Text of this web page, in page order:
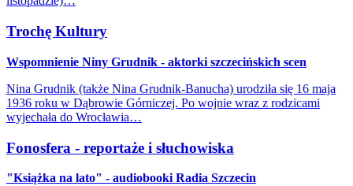
Trochę Kultury
Wspomnienie Niny Grudnik - aktorki szczecińskich scen
Nina Grudnik (także Nina Grudnik-Banucha) urodziła się 16 maja
1936 roku w Dąbrowie Górniczej. Po wojnie wraz z rodzicami
wyjechała do Wrocławia…
Fonosfera - reportaże i słuchowiska
"Książka na lato" - audiobooki Radia Szczecin